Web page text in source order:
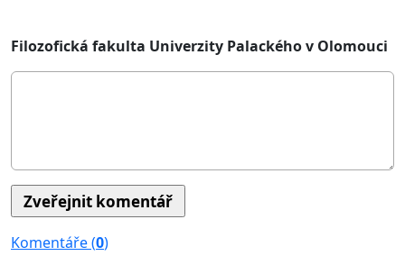
Filozofická fakulta Univerzity Palackého v Olomouci
Komentáře (0)